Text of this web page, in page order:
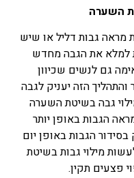
באך או יותר נכון, לרוב
לומר בתמציות פרחי
ולפעמים ניתן גם לומר
פרחי באך. השימוש
באך תמציות נועד
בעיקר בבעיות קשב
וריכוז, היפר אקטיביות, מתחים
בעיות פוסט
ועוד בעיות רגשיות
בעיקר.
השערה
גבות דליל או שיש
למלא את הגבה מחדש
גם לנשים שכיוון
הזה יעניק לגבה
גבה בשיטת השערה
הגבות באופן יותר
הגבות באופן יום
מילוי גבות בשיטת
פצעים תקין.